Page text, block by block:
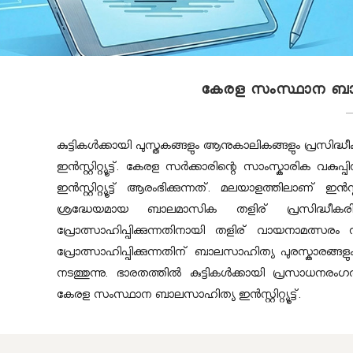
ബാ
ഹി
ത്യ
ഇ
കേരള സംസ്ഥാന
കുട്ടികള്‍ക്കായി പുസ്തകങ്ങളും ആനുകാലികങ്ങളും
ഇന്‍സ്റ്റിറ്റ്യൂട്ട്. കേരള സർക്കാരിന്റെ സാംസ്കാരിക
ഇൻസ്റ്റിറ്റ്യൂട്ട് ആരംഭിക്കുന്നത്. മലയാളത്തിലാണ്
ശ്രദ്ധേയമായ ബാലമാസിക തളിര്
പ്രോത്സാഹിപ്പിക്കുന്നതിനായി തളിര്
പ്രോത്സാഹിപ്പിക്കുന്നതിന് ബാലസാഹിത്യ
നടത്തുന്നു. ഭാരതത്തില്‍ കുട്ടികള്‍ക്കായി
കേരള സംസ്ഥാന ബാലസാഹിത്യ ഇൻസ്റ്റിറ്റ്യൂട്ട്.